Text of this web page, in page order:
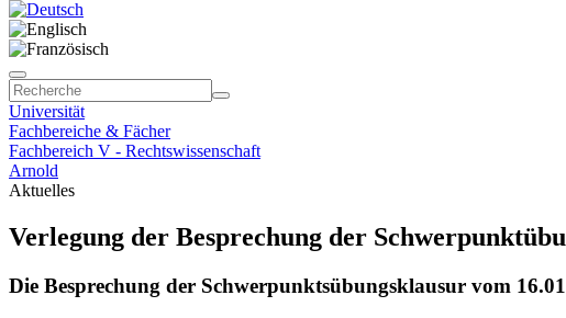
Universität
Fachbereiche & Fächer
Fachbereich V - Rechtswissenschaft
Arnold
Aktuelles
Verlegung der Besprechung der
Die Besprechung der Schwerpunktsübungsklausur vom